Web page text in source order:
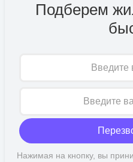
Подберем
Нажимая на кнопку, вы